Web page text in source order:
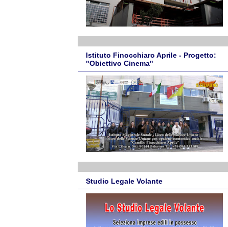
Istituto Finocchiaro Aprile - Progetto:
"Obiettivo Cinema"
Studio Legale Volante